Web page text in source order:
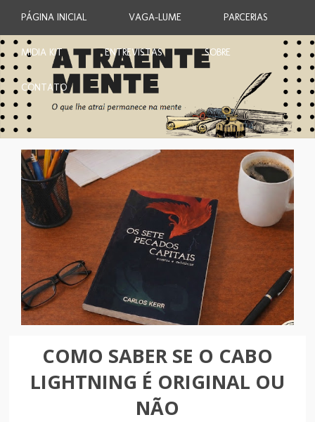
PÁGINA INICIAL VAGA-LUME PARCERIAS
MIDIA KIT ENTREVISTAS SOBRE
CONTATO
COMO SABER SE O CABO
LIGHTNING É ORIGINAL OU
NÃO